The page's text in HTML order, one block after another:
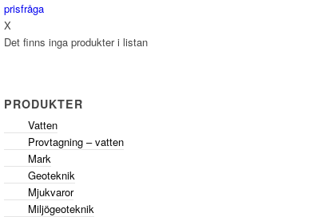
prisfråga
X
Det finns inga produkter i listan
PRODUKTER
Vatten
Provtagning – vatten
Mark
Geoteknik
Mjukvaror
Miljögeoteknik